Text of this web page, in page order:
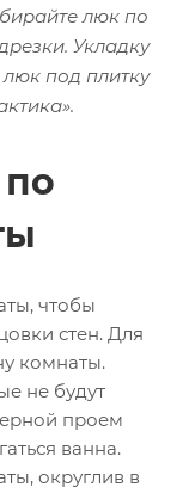
люк по
Укладку
под плитку
по
чтобы
стен. Для
комнаты.
не будут
проем
ванна.
округлив в